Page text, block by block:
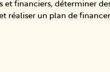
et financiers, déterminer
réaliser un plan de